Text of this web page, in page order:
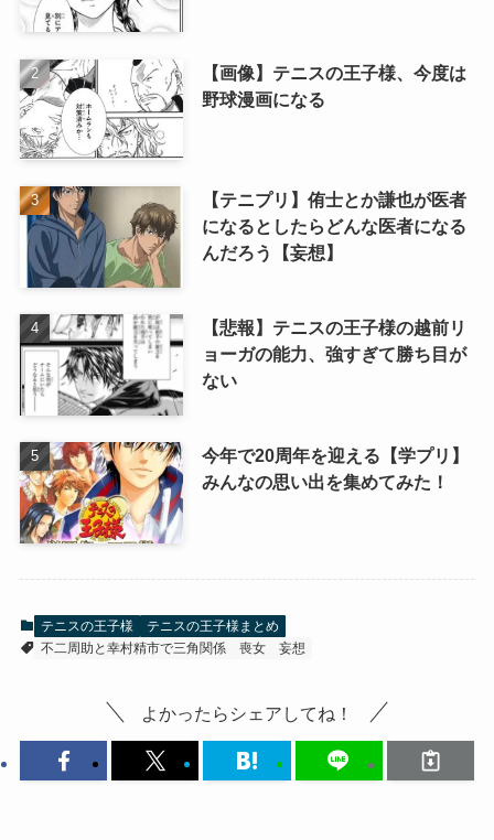
【画像】テニスの王子様、今度は
野球漫画になる
【テニプリ】侑士とか謙也が医者
になるとしたらどんな医者になる
んだろう【妄想】
【悲報】テニスの王子様の越前リ
ョーガの能力、強すぎて勝ち目が
ない
今年で20周年を迎える【学プリ】
みんなの思い出を集めてみた！
テニスの王子様
テニスの王子様まとめ
不二周助と幸村精市で三角関係
喪女 妄想
よかったらシェアしてね！